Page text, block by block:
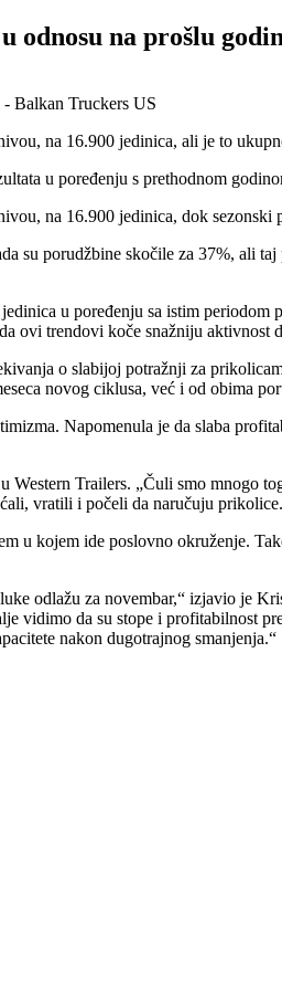
odnosu na prošlu
na 16.900 jedinica, ali je to
u poređenju s prethodnom
na 16.900 jedinica, dok
su porudžbine skočile za 37%, ali
u poređenju sa istim
ovi trendovi koče snažniju aktivnost
o slabijoj potražnji za
novog ciklusa, već i od obima
Napomenula je da slaba
Trailers. „Čuli smo mnogo
vratili i počeli da naručuju
u kojem ide poslovno okruženje.
odlažu za novembar,“ izjavio je
vidimo da su stope i profitabilnost
nakon dugotrajnog smanjenja.“